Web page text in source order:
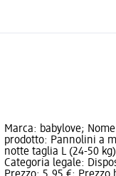
Marca: babylove;
prodotto: Pannolini a
notte taglia L (24-50
Categoria legale: